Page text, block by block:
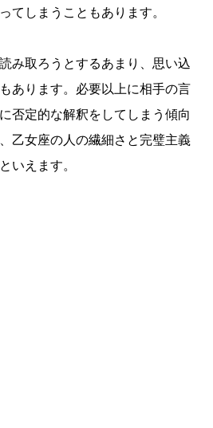
てしまうこともあります。
み取ろうとするあまり、思い込
あります。必要以上に相手の言
否定的な解釈をしてしまう傾向
乙女座の人の繊細さと完璧主義
いえます。